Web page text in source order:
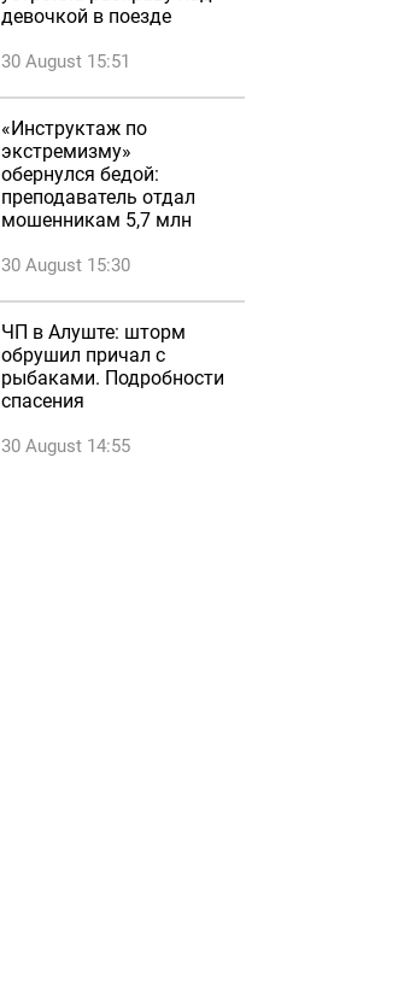
девочкой в поезде
30 August 15:51
«Инструктаж по
экстремизму»
обернулся бедой:
преподаватель отдал
мошенникам 5,7 млн
30 August 15:30
ЧП в Алуште: шторм
обрушил причал с
рыбаками. Подробности
спасения
30 August 14:55